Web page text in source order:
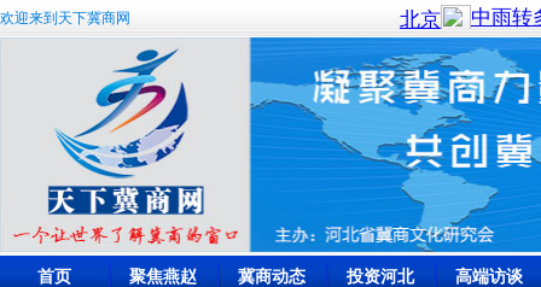
欢迎来到天下冀商网
首页 聚焦燕赵 冀商动态 投资河北 高端访谈